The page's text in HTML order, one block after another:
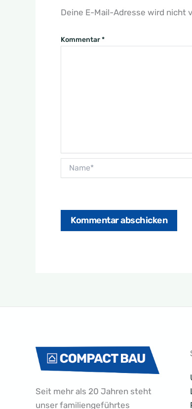
Deine E-Mail-Adresse wird nicht
Kommentar*
Seit mehr als 20 Jahren steht
unser familiengeführtes